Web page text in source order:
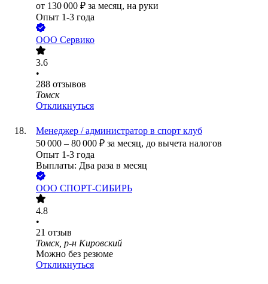
от 130 000 ₽ за месяц, на руки
Опыт 1-3 года
ООО Сервико
3.6
•
288 отзывов
Томск
Откликнуться
Менеджер / администратор в спорт клуб
50 000 – 80 000 ₽ за месяц, до вычета налогов
Опыт 1-3 года
Выплаты: Два раза в месяц
ООО СПОРТ-СИБИРЬ
4.8
•
21 отзыв
Томск, р-н Кировский
Можно без резюме
Откликнуться